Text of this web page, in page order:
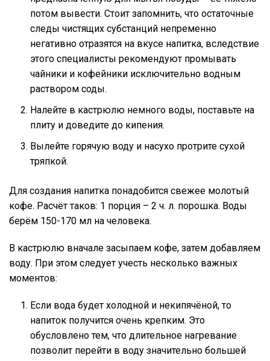
потом вывести. Стоит запомнить, что остаточные
следы чистящих субстанций непременно
негативно отразятся на вкусе напитка, вследствие
этого специалисты рекомендуют промывать
чайники и кофейники исключительно водным
раствором соды.
Налейте в кастрюлю немного воды, поставьте на
плиту и доведите до кипения.
Вылейте горячую воду и насухо протрите сухой
тряпкой.
Для создания напитка понадобится свежее молотый
кофе. Расчёт таков: 1 порция – 2 ч. л. порошка. Воды
берём 150-170 мл на человека.
В кастрюлю вначале засыпаем кофе, затем добавляем
воду. При этом следует учесть несколько важных
моментов:
Если вода будет холодной и некипячёной, то
напиток получится очень крепким. Это
обусловлено тем, что длительное нагревание
позволит перейти в воду значительно большей